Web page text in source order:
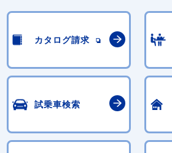
カタログ請求
試乗車検索